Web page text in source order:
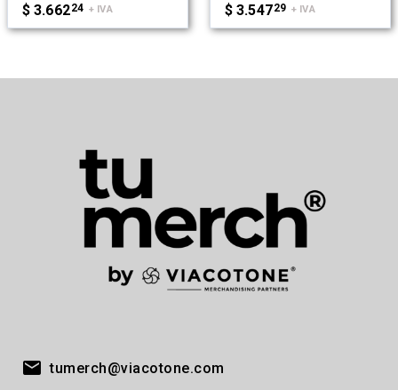
$ 3.66224 + IVA $ 3.54729 + IVA
tumerch@viacotone.com